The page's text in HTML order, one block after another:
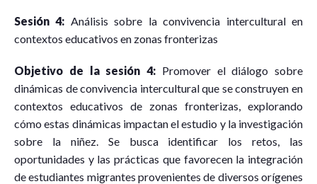
Sesión 4: Análisis sobre la convivencia intercultural en
contextos educativos en zonas fronterizas
Objetivo de la sesión 4: Promover el diálogo sobre
dinámicas de convivencia intercultural que se construyen en
contextos educativos de zonas fronterizas, explorando
cómo estas dinámicas impactan el estudio y la investigación
sobre la niñez. Se busca identificar los retos, las
oportunidades y las prácticas que favorecen la integración
de estudiantes migrantes provenientes de diversos orígenes